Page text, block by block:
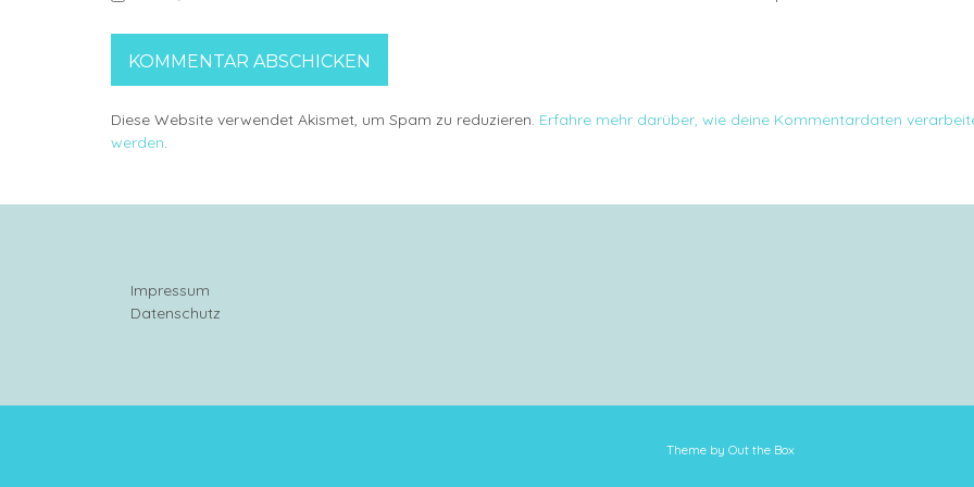
Diese Website verwendet Akismet, um Spam zu reduzieren. Erfahre mehr darüber, wie deine Kommentardaten
werden.
Impressum
Datenschutz
Theme by Out the Box